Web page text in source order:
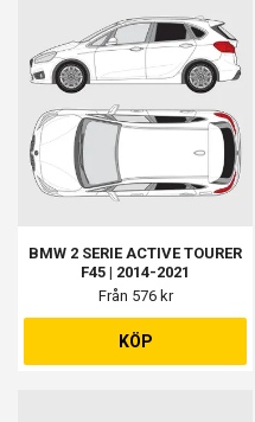
BMW 2 SERIE ACTIVE TOURER
F45 | 2014-2021
Från 576 kr
KÖP